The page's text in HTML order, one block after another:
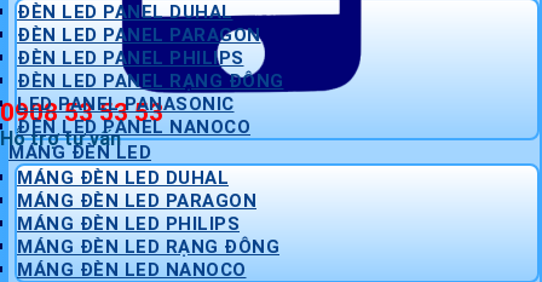
0908 53 53 53
Hỗ trợ tư vấn
ĐÈN LED PANEL DUHAL
ĐÈN LED PANEL PARAGON
ĐÈN LED PANEL PHILIPS
ĐÈN LED PANEL RẠNG ĐÔNG
LED PANEL PANASONIC
ĐÈN LED PANEL NANOCO
MÁNG ĐÈN LED
MÁNG ĐÈN LED DUHAL
MÁNG ĐÈN LED PARAGON
MÁNG ĐÈN LED PHILIPS
MÁNG ĐÈN LED RẠNG ĐÔNG
MÁNG ĐÈN LED NANOCO